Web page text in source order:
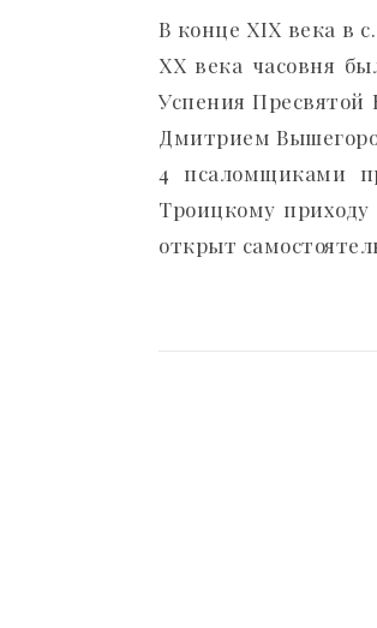
В конце XIX века в
XX века часовня
Успения
Дмитрием
4 псаломщиками
Троицкому приходу
открыт